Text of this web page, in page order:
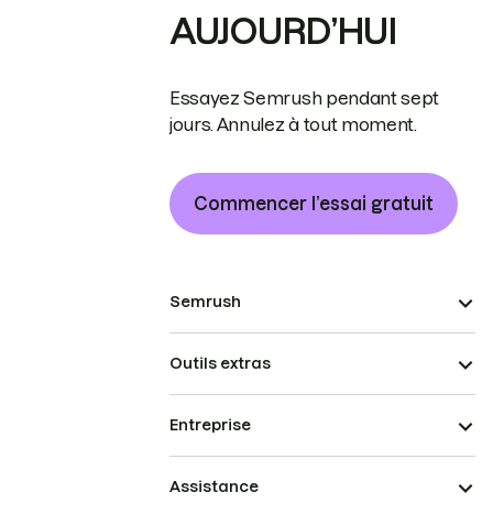
AUJOURD’HUI
Essayez Semrush pendant sept
jours. Annulez à tout moment.
Commencer l’essai gratuit
Semrush
Outils extras
Entreprise
Assistance